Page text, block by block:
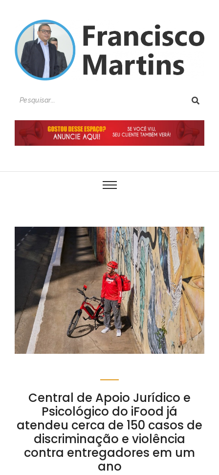
Central de Apoio Jurídico e
Psicológico do iFood já
atendeu cerca de 150 casos de
discriminação e violência
contra entregadores em um
ano